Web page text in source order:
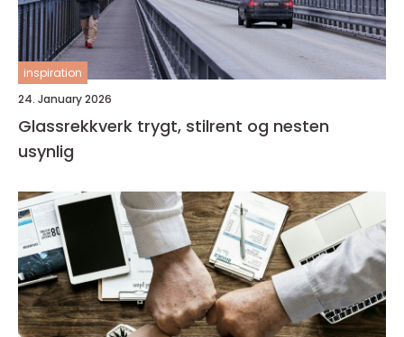
inspiration
24. January 2026
Glassrekkverk trygt, stilrent og nesten
usynlig